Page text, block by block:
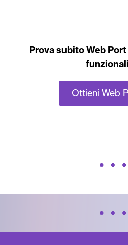
Prova subito Web
Ottieni Web